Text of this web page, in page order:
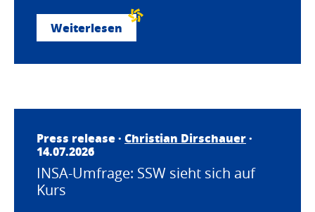
Weiterlesen
Press release · Christian Dirschauer·
14.07.2026
INSA-Umfrage: SSW sieht sich auf
Kurs